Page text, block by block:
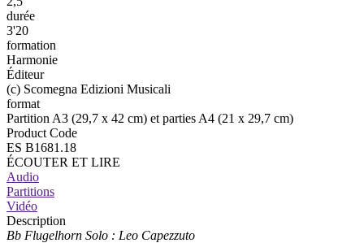
durée
3'20
formation
Harmonie
Éditeur
(c) Scomegna Edizioni Musicali
format
Partition A3 (29,7 x 42 cm) et parties A4 (21 x 29,7 cm)
Product Code
ES B1681.18
ÉCOUTER ET LIRE
Audio
Partitions
Vidéo
Description
Bb Flugelhorn Solo : Leo Capezzuto